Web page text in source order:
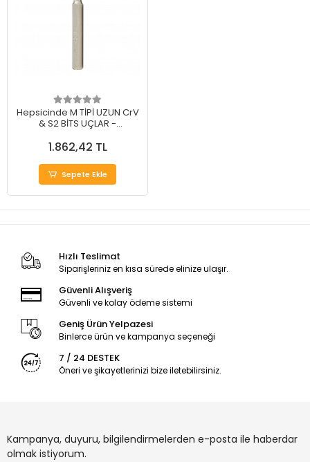
Hepsicinde M TİPİ UZUN CrV
& S2 BİTS UÇLAR -
İdeal Çözüm
1.862,42 TL
Sepete Ekle
Hızlı Teslimat
Siparişleriniz en kısa sürede elinize ulaşır.
Güvenli Alışveriş
Güvenli ve kolay ödeme sistemi
Geniş Ürün Yelpazesi
Binlerce ürün ve kampanya seçeneği
7 / 24 DESTEK
Öneri ve şikayetlerinizi bize iletebilirsiniz.
Kampanya, duyuru, bilgilendirmelerden e-posta ile haberdar
olmak istiyorum.